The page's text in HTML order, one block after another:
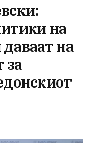
на
на
за